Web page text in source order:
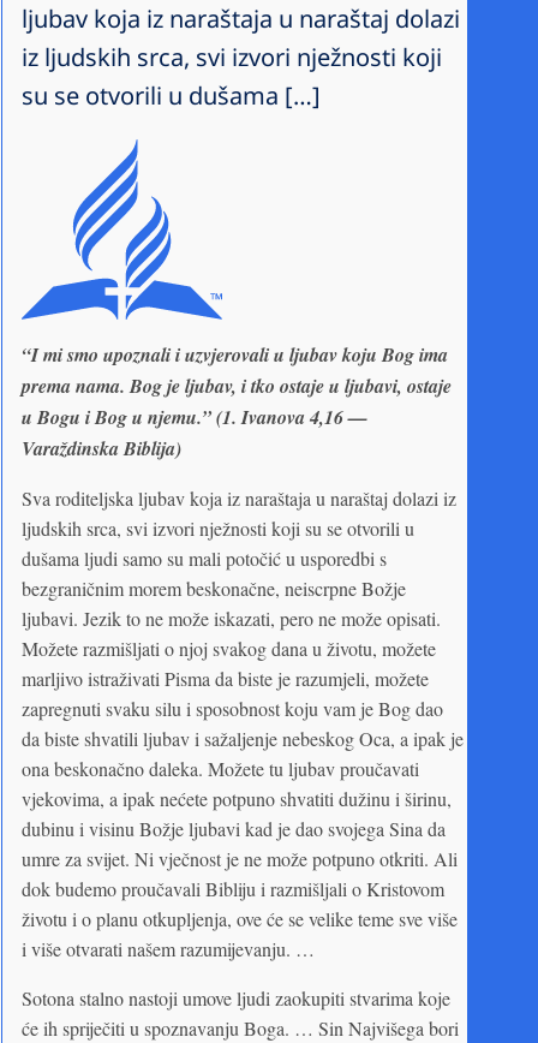
ljubav koja iz naraštaja u naraštaj dolazi
iz ljudskih srca, svi izvori nježnosti koji
su se otvorili u dušama […]
“I mi smo upoznali i uzvjerovali u ljubav koju Bog ima
prema nama. Bog je ljubav, i tko ostaje u ljubavi, ostaje
u Bogu i Bog u njemu.” (1. Ivanova 4,16 —
Varaždinska Biblija)
Sva roditeljska ljubav koja iz naraštaja u naraštaj dolazi iz
ljudskih srca, svi izvori nježnosti koji su se otvorili u
dušama ljudi samo su mali potočić u usporedbi s
bezgraničnim morem beskonačne, neiscrpne Božje
ljubavi. Jezik to ne može iskazati, pero ne može opisati.
Možete razmišljati o njoj svakog dana u životu, možete
marljivo istraživati Pisma da biste je razumjeli, možete
zapregnuti svaku silu i sposobnost koju vam je Bog dao
da biste shvatili ljubav i sažaljenje nebeskog Oca, a ipak je
ona beskonačno daleka. Možete tu ljubav proučavati
vjekovima, a ipak nećete potpuno shvatiti dužinu i širinu,
dubinu i visinu Božje ljubavi kad je dao svojega Sina da
umre za svijet. Ni vječnost je ne može potpuno otkriti. Ali
dok budemo proučavali Bibliju i razmišljali o Kristovom
životu i o planu otkupljenja, ove će se velike teme sve više
i više otvarati našem razumijevanju. …
Sotona stalno nastoji umove ljudi zaokupiti stvarima koje
će ih spriječiti u spoznavanju Boga. … Sin Najvišega bori